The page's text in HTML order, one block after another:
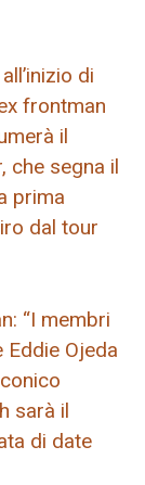
di
frontman
il
che segna il
prima
dal tour
“I membri
Ojeda
sarà il
di date